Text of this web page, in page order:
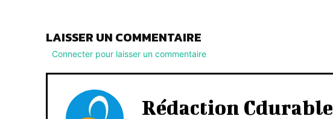
LAISSER UN COMMENTAIRE
Connecter pour laisser un commentaire
Rédaction Cdurable